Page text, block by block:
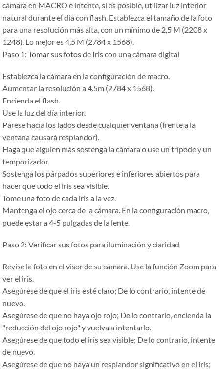
cámara en MACRO e intente, si es posible, utilizar luz interior
natural durante el día con flash. Establezca el tamaño de la foto
para una resolución más alta, con un mínimo de 2,5 M (2208 x
1248). Lo mejor es 4,5 M (2784 x 1568).
Paso 1: Tomar sus fotos de Iris con una cámara digital
Establezca la cámara en la configuración de macro.
Aumentar la resolución a 4.5m (2784 x 1568).
Encienda el flash.
Use la luz del día interior.
Párese hacia los lados desde cualquier ventana (frente a la
ventana causará resplandor).
Haga que alguien más sostenga la cámara o use un trípode y un
temporizador.
Sostenga los párpados superiores e inferiores abiertos para
hacer que todo el iris sea visible.
Tome una foto de cada iris a la vez.
Mantenga el ojo cerca de la cámara. En la configuración macro,
puede estar a 4-5 pulgadas de la lente.
Paso 2: Verificar sus fotos para iluminación y claridad
Revise la foto en el visor de su cámara. Use la función Zoom para
ver el iris.
Asegúrese de que el iris esté claro; De lo contrario, intente de
nuevo.
Asegúrese de que no haya ojo rojo; De lo contrario, encienda la
"reducción del ojo rojo" y vuelva a intentarlo.
Asegúrese de que todo el iris sea visible; De lo contrario, intente
de nuevo.
Asegúrese de que no haya un resplandor significativo en el iris;